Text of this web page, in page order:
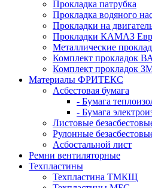
Прокладка патрубка
Прокладка водяного
Прокладки на
Прокладки КАМАЗ
Металлические
Комплект прокладок
Комплект прокладок
Материалы ФРИТЕКС
Асбестовая бумага
- Бумага
- Бумага
Листовые
Рулонные
Асбостальной лист
Ремни вентиляторные
Техпластины
Техпластина ТМКЩ